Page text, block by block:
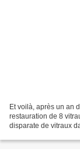
Et voilà, après un an
restauration de 8
disparate de vitraux